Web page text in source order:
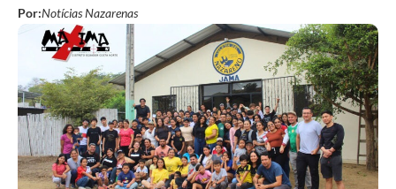
Por:Notícias Nazarenas